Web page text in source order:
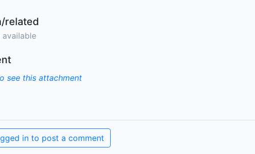
related
see this attachment
in to post a comment